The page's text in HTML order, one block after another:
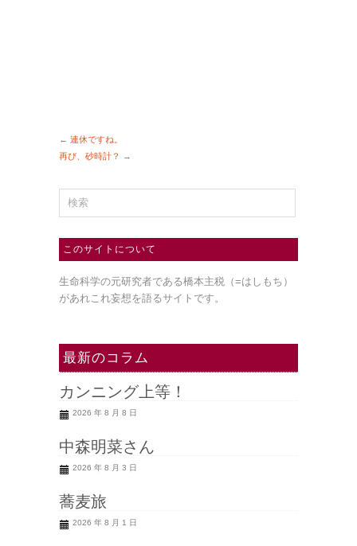
← 連休ですね。
再び、砂時計？
→
このサイトについて
生命科学の元研究者である橋本主税（=はしもち）
があれこれ妄想を語るサイトです。
最新のコラム
カンニング上等！
2026 年 8 月 8 日
中森明菜さん
2026 年 8 月 3 日
蕎麦旅
2026 年 8 月 1 日